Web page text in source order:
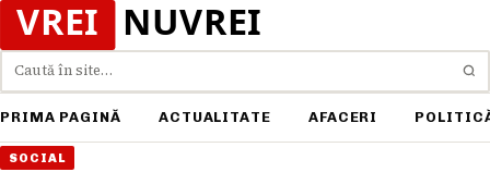
Caută
PRIMA PAGINĂ ACTUALITATE AFACERI
SOCIAL